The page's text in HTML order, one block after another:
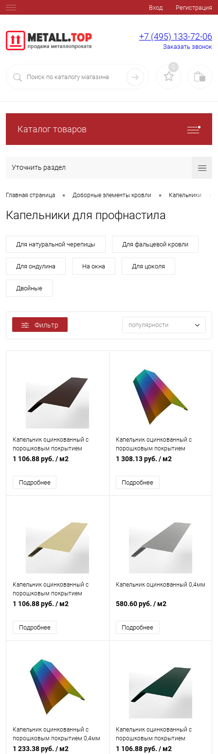
Вход Регистрация
+7 (495) 133-72-06
Заказать звонок
0
Каталог товаров
Уточнить раздел
Главная страница • Доборные элементы кровли • Капельники
Капельники для профнастила
Для натуральной черепицы Для фальцевой кровли
Для ондулина На окна Для цоколя
Двойные
Фильтр популярности
Капельник оцинкованный с
порошковым покрытием
0,45мм RAL 8017
1 106.88 руб. / м2
Подробнее
Капельник оцинкованный с
порошковым покрытием
0,45мм все цвета RAL
1 308.13 руб. / м2
Подробнее
Капельник оцинкованный с
порошковым покрытием
0,45мм RAL 1014
1 106.88 руб. / м2
Подробнее
Капельник оцинкованный 0,4мм
580.60 руб. / м2
Подробнее
Капельник оцинкованный с
порошковым покрытием 0,4мм
все цвета RAL
1 233.38 руб. / м2
Капельник оцинкованный с
порошковым покрытием
0,45мм RAL 6005
1 106.88 руб. / м2